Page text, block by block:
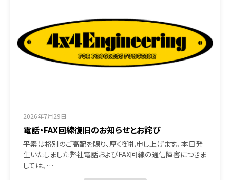
2026年7月29日
電話・FAX回線復旧のお知らせとお詫び
平素は格別のご高配を賜り、厚く御礼申し上げます。 本日発
生いたしました弊社電話およびFAX回線の通信障害につきま
しては、…